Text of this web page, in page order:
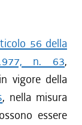
56 della
n. 63,
vigore della
, nella misura
essere